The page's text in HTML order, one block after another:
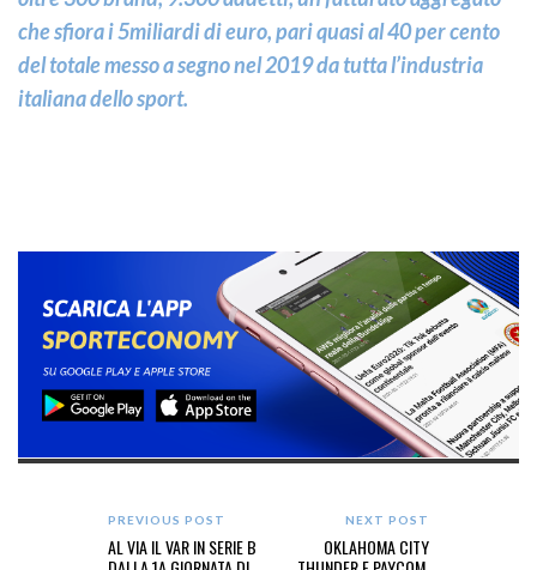
che sfiora i 5miliardi di euro, pari quasi al 40 per cento
del totale messo a segno nel 2019 da tutta l’industria
italiana dello sport.
PREVIOUS POST
AL VIA IL VAR IN SERIE B
NEXT POST
OKLAHOMA CITY